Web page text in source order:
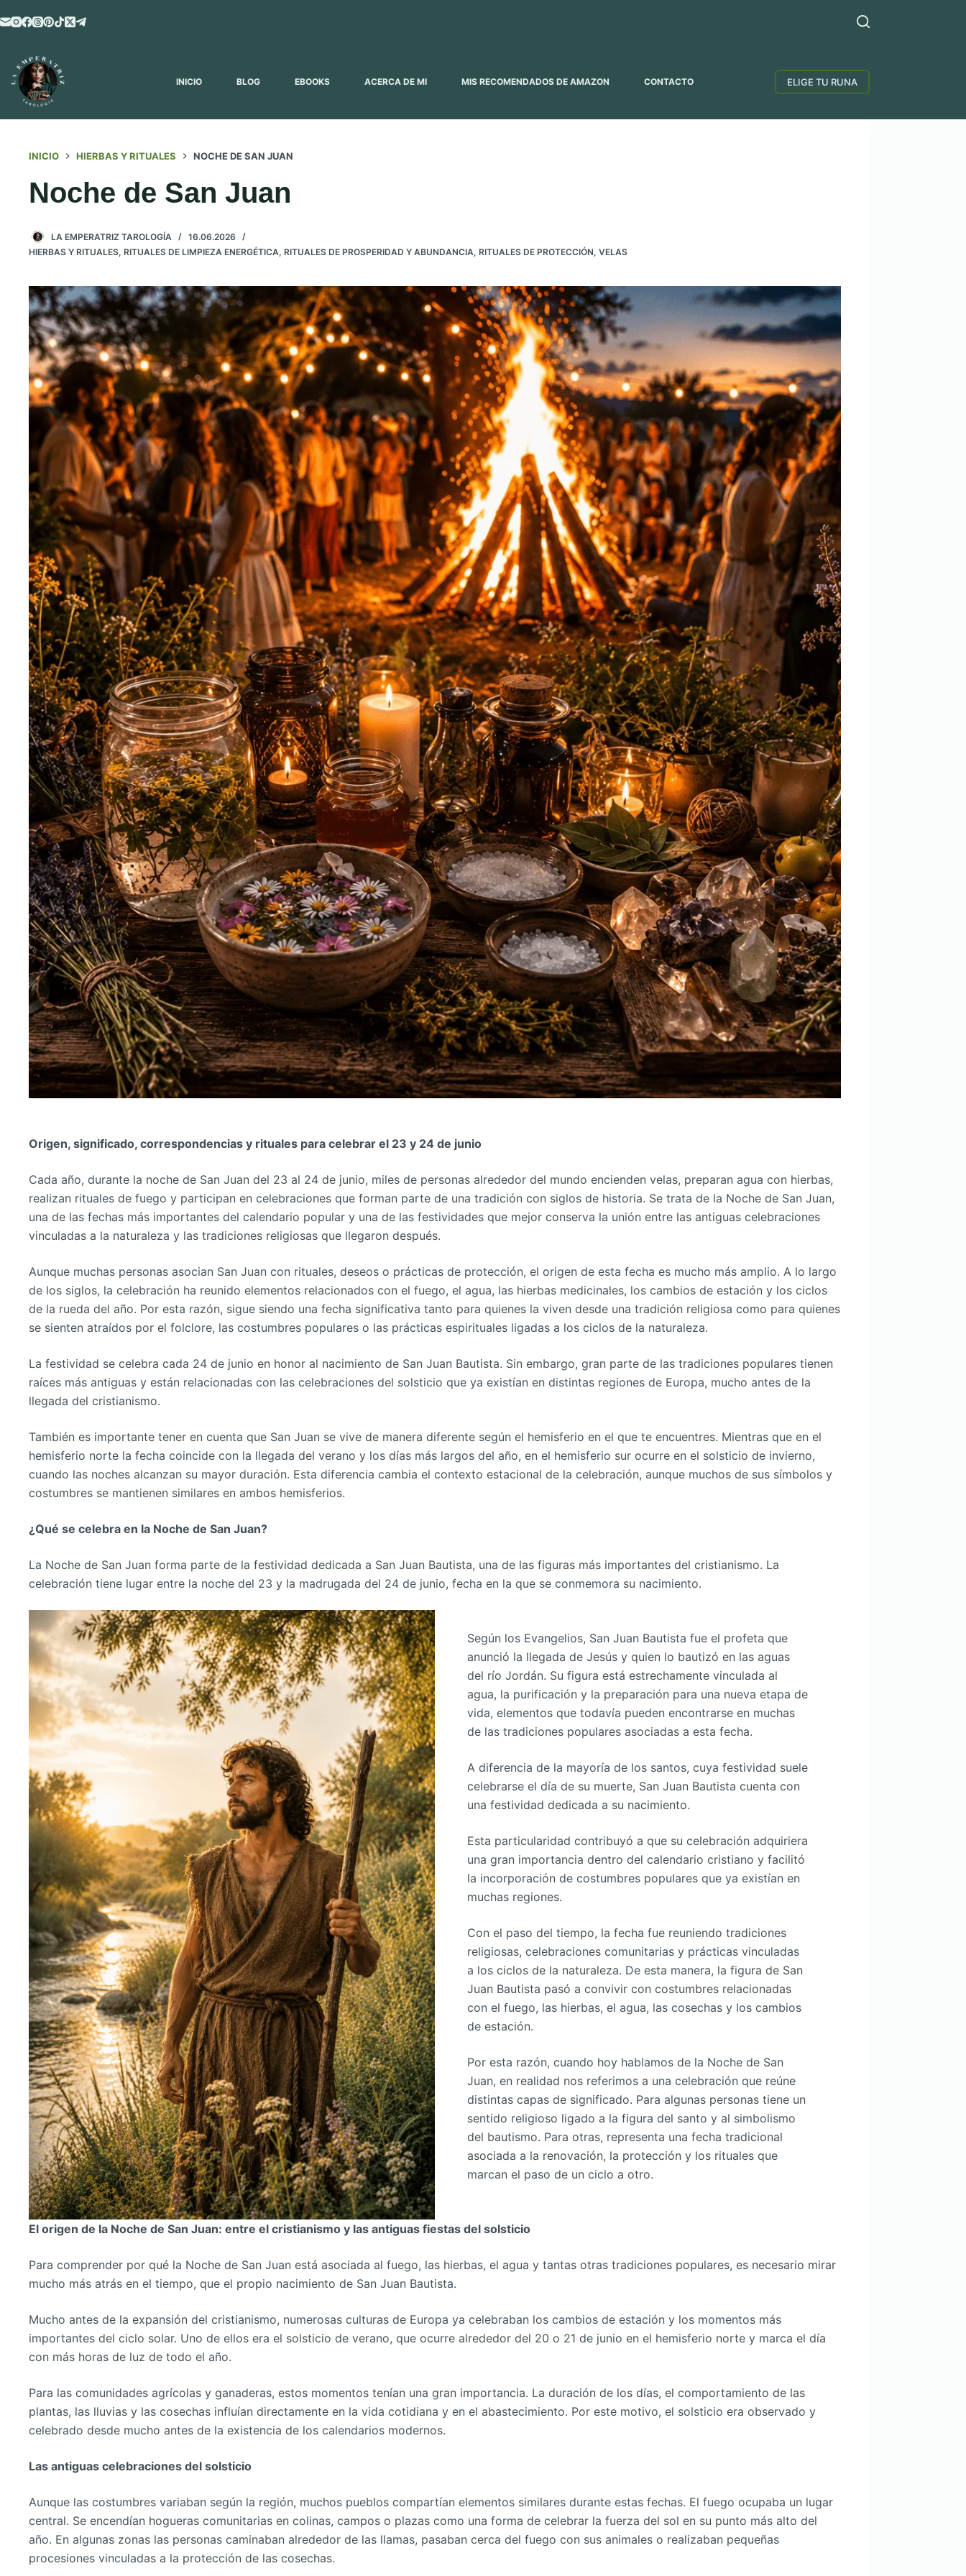
al
INICIO BLOG EBOOKS ACERCA DE MI MIS RECOMENDADOS DE AMAZON CONTACTO ELIGE TU RUNA
INICIO HIERBAS Y RITUALES NOCHE DE SAN JUAN
Noche de San Juan
LA EMPERATRIZ TAROLOGÍA
16.06.2026
HIERBAS Y RITUALES, RITUALES DE LIMPIEZA ENERGÉTICA, RITUALES DE PROSPERIDAD Y ABUNDANCIA, RITUALES DE PROTECCIÓN, VELAS
Origen, significado, correspondencias y rituales para celebrar el 23 y 24 de junio
Cada año, durante la noche de San Juan del 23 al 24 de junio, miles de personas alrededor del mundo encienden velas, preparan agua con hierbas,
realizan rituales de fuego y participan en celebraciones que forman parte de una tradición con siglos de historia. Se trata de la Noche de San Juan,
una de las fechas más importantes del calendario popular y una de las festividades que mejor conserva la unión entre las antiguas celebraciones
vinculadas a la naturaleza y las tradiciones religiosas que llegaron después.
Aunque muchas personas asocian San Juan con rituales, deseos o prácticas de protección, el origen de esta fecha es mucho más amplio. A lo largo
de los siglos, la celebración ha reunido elementos relacionados con el fuego, el agua, las hierbas medicinales, los cambios de estación y los ciclos
de la rueda del año. Por esta razón, sigue siendo una fecha significativa tanto para quienes la viven desde una tradición religiosa como para quienes
se sienten atraídos por el folclore, las costumbres populares o las prácticas espirituales ligadas a los ciclos de la naturaleza.
La festividad se celebra cada 24 de junio en honor al nacimiento de San Juan Bautista. Sin embargo, gran parte de las tradiciones populares tienen
raíces más antiguas y están relacionadas con las celebraciones del solsticio que ya existían en distintas regiones de Europa, mucho antes de la
llegada del cristianismo.
También es importante tener en cuenta que San Juan se vive de manera diferente según el hemisferio en el que te encuentres. Mientras que en el
hemisferio norte la fecha coincide con la llegada del verano y los días más largos del año, en el hemisferio sur ocurre en el solsticio de invierno,
cuando las noches alcanzan su mayor duración. Esta diferencia cambia el contexto estacional de la celebración, aunque muchos de sus símbolos y
costumbres se mantienen similares en ambos hemisferios.
¿Qué se celebra en la Noche de San Juan?
La Noche de San Juan forma parte de la festividad dedicada a San Juan Bautista, una de las figuras más importantes del cristianismo. La
celebración tiene lugar entre la noche del 23 y la madrugada del 24 de junio, fecha en la que se conmemora su nacimiento.
Según los Evangelios, San Juan Bautista fue el profeta que
anunció la llegada de Jesús y quien lo bautizó en las aguas
del río Jordán. Su figura está estrechamente vinculada al
agua, la purificación y la preparación para una nueva etapa de
vida, elementos que todavía pueden encontrarse en muchas
de las tradiciones populares asociadas a esta fecha.
A diferencia de la mayoría de los santos, cuya festividad suele
celebrarse el día de su muerte, San Juan Bautista cuenta con
una festividad dedicada a su nacimiento.
Esta particularidad contribuyó a que su celebración adquiriera
una gran importancia dentro del calendario cristiano y facilitó
la incorporación de costumbres populares que ya existían en
muchas regiones.
Con el paso del tiempo, la fecha fue reuniendo tradiciones
religiosas, celebraciones comunitarias y prácticas vinculadas
a los ciclos de la naturaleza. De esta manera, la figura de San
Juan Bautista pasó a convivir con costumbres relacionadas
con el fuego, las hierbas, el agua, las cosechas y los cambios
de estación.
Por esta razón, cuando hoy hablamos de la Noche de San
Juan, en realidad nos referimos a una celebración que reúne
distintas capas de significado. Para algunas personas tiene un
sentido religioso ligado a la figura del santo y al simbolismo
del bautismo. Para otras, representa una fecha tradicional
asociada a la renovación, la protección y los rituales que
marcan el paso de un ciclo a otro.
El origen de la Noche de San Juan: entre el cristianismo y las antiguas fiestas del solsticio
Para comprender por qué la Noche de San Juan está asociada al fuego, las hierbas, el agua y tantas otras tradiciones populares, es necesario mirar
mucho más atrás en el tiempo, que el propio nacimiento de San Juan Bautista.
Mucho antes de la expansión del cristianismo, numerosas culturas de Europa ya celebraban los cambios de estación y los momentos más
importantes del ciclo solar. Uno de ellos era el solsticio de verano, que ocurre alrededor del 20 o 21 de junio en el hemisferio norte y marca el día
con más horas de luz de todo el año.
Para las comunidades agrícolas y ganaderas, estos momentos tenían una gran importancia. La duración de los días, el comportamiento de las
plantas, las lluvias y las cosechas influían directamente en la vida cotidiana y en el abastecimiento. Por este motivo, el solsticio era observado y
celebrado desde mucho antes de la existencia de los calendarios modernos.
Las antiguas celebraciones del solsticio
Aunque las costumbres variaban según la región, muchos pueblos compartían elementos similares durante estas fechas. El fuego ocupaba un lugar
central. Se encendían hogueras comunitarias en colinas, campos o plazas como una forma de celebrar la fuerza del sol en su punto más alto del
año. En algunas zonas las personas caminaban alrededor de las llamas, pasaban cerca del fuego con sus animales o realizaban pequeñas
procesiones vinculadas a la protección de las cosechas.